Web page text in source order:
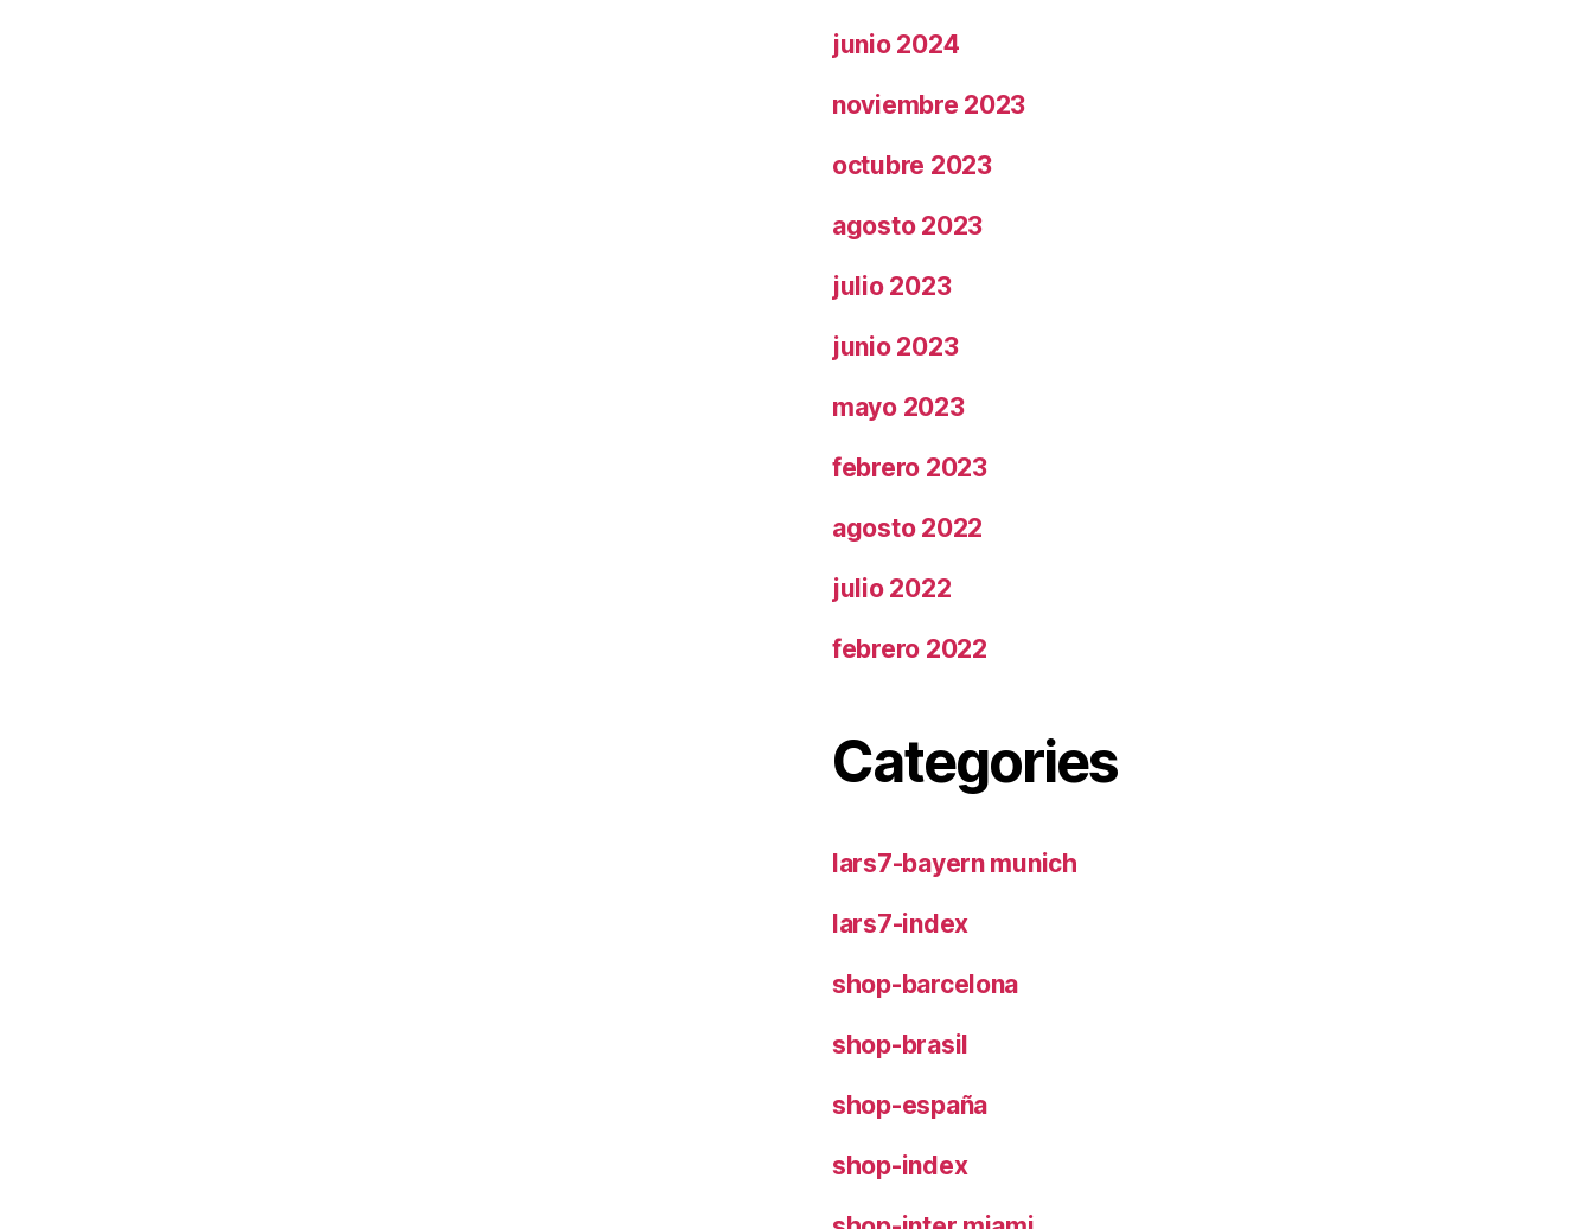
junio 2024
noviembre 2023
octubre 2023
agosto 2023
julio 2023
junio 2023
mayo 2023
febrero 2023
agosto 2022
julio 2022
febrero 2022
Categories
lars7-bayern munich
lars7-index
shop-barcelona
shop-brasil
shop-españa
shop-index